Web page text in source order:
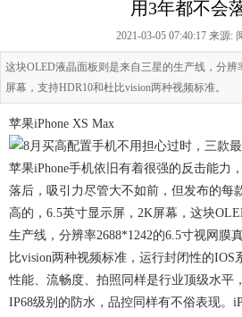
用3年都不会
2021-03-05 07:40:17 来源:
这块OLED液晶面板则是来自三星的生产线，分辨
屏幕，支持HDR10和杜比vision两种视频标准。
苹果iPhone XS Max
苹果iPhone手机依旧有着很强的反击能力
落后，吸引力尽管大不如前，但发布的每
高的，6.5英寸显示屏，2K屏幕，这块
生产线，分辨率2688*1242的6.5寸视网膜
比vision两种视频标准，运行封闭性的IOS
性能、流畅度、拍照同样是行业顶级水平
IP68级别的防水，品控同样有不俗表现。